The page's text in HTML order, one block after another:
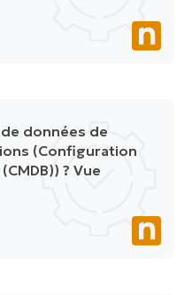
données de
(Configuration
? Vue